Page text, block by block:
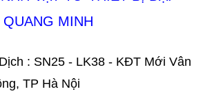
QUANG MINH
: SN25 - LK38 - KĐT Mới Vân
TP Hà Nội